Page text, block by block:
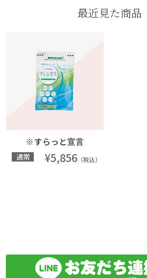
最近見た商品
※すらっと宣言
通常 ¥5,856 （税込）